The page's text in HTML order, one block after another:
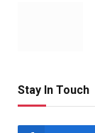
Stay In Touch